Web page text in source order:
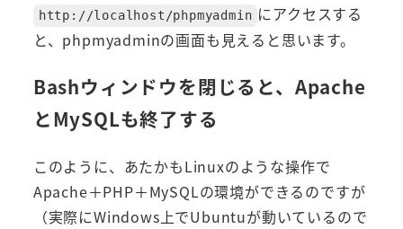
http://localhost/phpmyadmin にアクセスする
と、phpmyadminの画面も見えると思います。
Bashウィンドウを閉じると、Apache
とMySQLも終了する
このように、あたかもLinuxのような操作で
Apache＋PHP＋MySQLの環境ができるのですが
（実際にWindows上でUbuntuが動いているので